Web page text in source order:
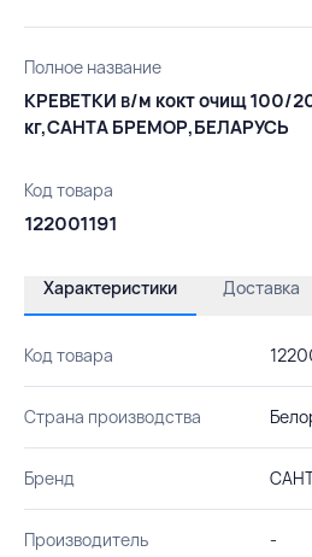
Полное название
КРЕВЕТКИ в/м кокт очищ 100/
кг,САНТА БРЕМОР,БЕЛАРУСЬ
Код товара
122001191
Характеристики Доставка
Код товара
Страна производства
Бренд
Производитель -